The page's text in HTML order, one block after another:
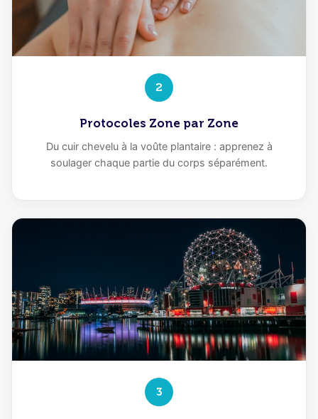
2
Protocoles Zone par Zone
Du cuir chevelu à la voûte plantaire : apprenez à
soulager chaque partie du corps séparément.
3